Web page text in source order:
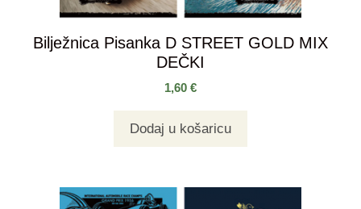
Bilježnica Pisanka D STREET GOLD MIX
DEČKI
1,60 €
Dodaj u košaricu